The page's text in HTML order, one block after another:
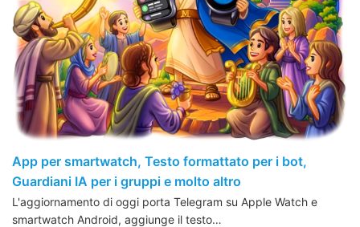
App per smartwatch, Testo formattato per i bot,
Guardiani IA per i gruppi e molto altro
L'aggiornamento di oggi porta Telegram su Apple Watch e
smartwatch Android, aggiunge il testo…